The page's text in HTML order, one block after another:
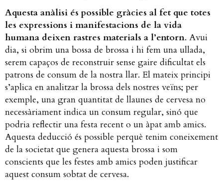
Aquesta anàlisi és possible gràcies al fet que totes
les expressions i manifestacions de la vida
humana deixen rastres materials a l’entorn. Avui
dia, si obrim una bossa de brossa i hi fem una ullada,
serem capaços de reconstruir sense gaire dificultat els
patrons de consum de la nostra llar. El mateix principi
s’aplica en analitzar la brossa dels nostres veïns; per
exemple, una gran quantitat de llaunes de cervesa no
necessàriament indica un consum regular, sinó que
podria reflectir una festa recent o un àpat amb amics.
Aquesta deducció és possible perquè tenim coneixement
de la societat que genera aquesta brossa i som
conscients que les festes amb amics poden justificar
aquest consum sobtat de cervesa.